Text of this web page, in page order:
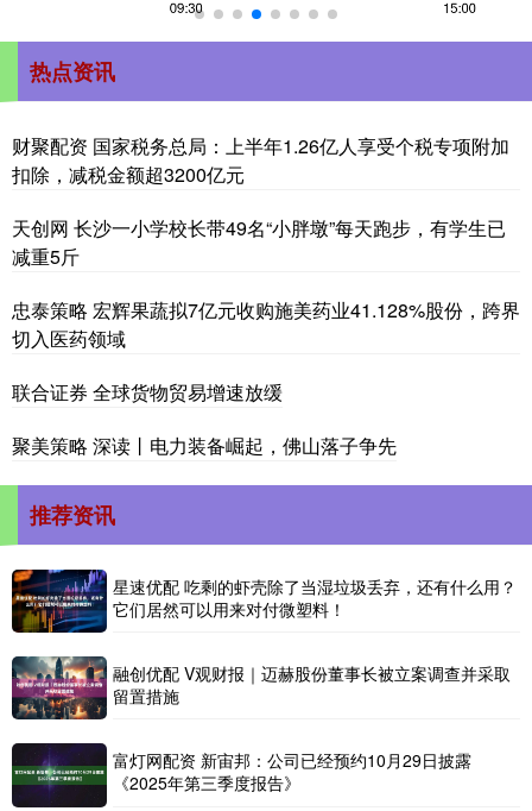
热点资讯
财聚配资 国家税务总局：上半年1.26亿人享受个税专项附加
扣除，减税金额超3200亿元
天创网 长沙一小学校长带49名“小胖墩”每天跑步，有学生已
减重5斤
忠泰策略 宏辉果蔬拟7亿元收购施美药业41.128%股份，跨界
切入医药领域
联合证券 全球货物贸易增速放缓
聚美策略 深读丨电力装备崛起，佛山落子争先
推荐资讯
星速优配 吃剩的虾壳除了当湿垃圾丢弃，还有什么用？
它们居然可以用来对付微塑料！
融创优配 V观财报｜迈赫股份董事长被立案调查并采取
留置措施
富灯网配资 新宙邦：公司已经预约10月29日披露
《2025年第三季度报告》